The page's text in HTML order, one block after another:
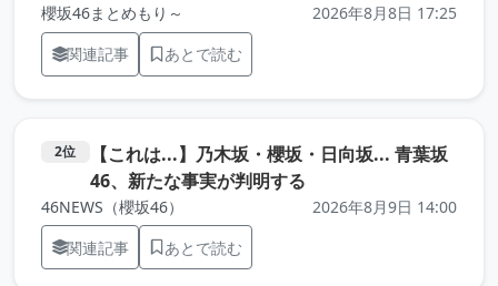
櫻坂46まとめもり～
2026年8月8日 17:25
関連記事
あとで読む
2位
【これは...】乃木坂・櫻坂・日向坂... 青葉坂
46、新たな事実が判明する
46NEWS（櫻坂46）
2026年8月9日 14:00
関連記事
あとで読む